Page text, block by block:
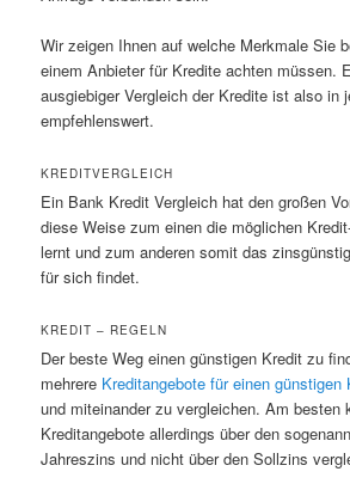
Wir zeigen Ihnen auf welche Merkmale Sie
einem Anbieter für Kredite achten müssen.
ausgiebiger Vergleich der Kredite ist also in
empfehlenswert.
KREDITVERGLEICH
Ein Bank Kredit Vergleich hat den großen
diese Weise zum einen die möglichen
lernt und zum anderen somit das
für sich findet.
KREDIT – REGELN
Der beste Weg einen günstigen Kredit zu
mehrere Kreditangebote für einen günstigen
und miteinander zu vergleichen. Am besten
Kreditangebote allerdings über den
Jahreszins und nicht über den Sollzins